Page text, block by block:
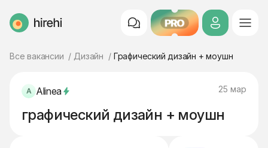
HireHi PRO
Все вакансии Дизайн Графический дизайн + моушн
Alinea 25 мар
графический дизайн + моушн